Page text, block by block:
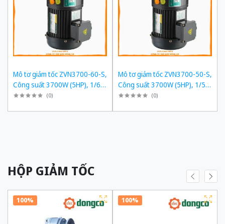
Mô tơ giảm tốc ZVN3700-60-S,
Công suất 3700W (5HP), 1/60,
Chân đế
(0)
Mô tơ giảm tốc ZVN3700-50-S,
Công suất 3700W (5HP), 1/50,
Chân đế
(0)
HỘP GIẢM TỐC
100% 100%